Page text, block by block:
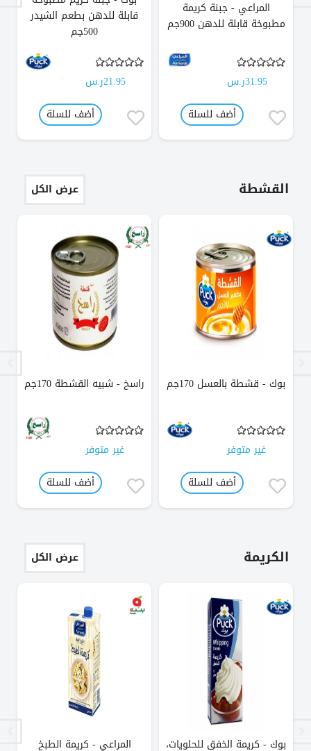
المراعي - جبنة كريمة
مطبوخة قابلة للدهن 900جم
31.95ر.س
أضف للسلة
قابلة للدهن بطعم الشيدر
500جم
21.95ر.س
أضف للسلة
القشطة
بوك - قشطة بالعسل 170جم
غير متوفر
أضف للسلة
راسخ - شبيه القشطة 170جم
غير متوفر
أضف للسلة
عرض الكل
الكريمة
بوك - كريمة الخفق للحلويات،
المراعي - كريمة الطبخ
عرض الكل